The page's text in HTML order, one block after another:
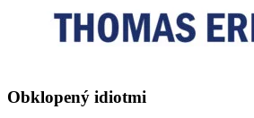
Obklopený idiotmi